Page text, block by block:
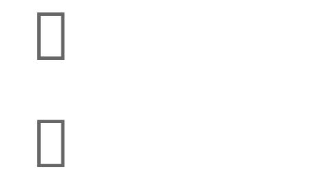

